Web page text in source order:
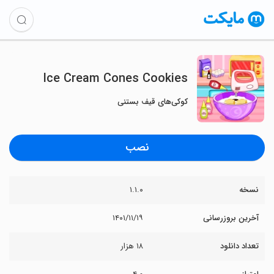
Ice Cream Cones Cookies
کوکی‌های قیف بستنی
نصب
نسخه ۱.۱.۰
آخرین بروزرسانی ۱۴۰۱/۱۱/۱۹
تعداد دانلود ۱۸ هزار